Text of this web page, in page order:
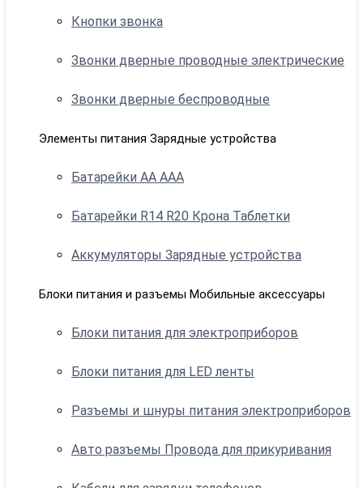
Кнопки звонка
Звонки дверные проводные электрические
Звонки дверные беспроводные
Элементы питания Зарядные устройства
Батарейки АА ААА
Батарейки R14 R20 Крона Таблетки
Аккумуляторы Зарядные устройства
Блоки питания и разъемы Мобильные аксессуары
Блоки питания для электроприборов
Блоки питания для LED ленты
Разъемы и шнуры питания электроприборов
Авто разъемы Провода для прикуривания